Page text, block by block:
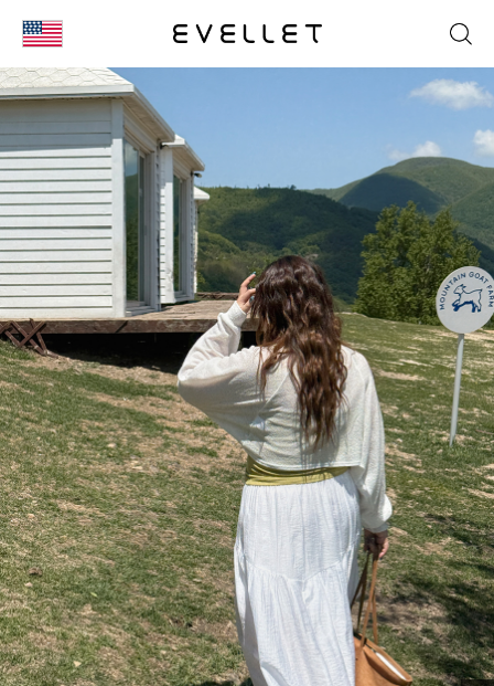
KOR
ENG
台湾
日本